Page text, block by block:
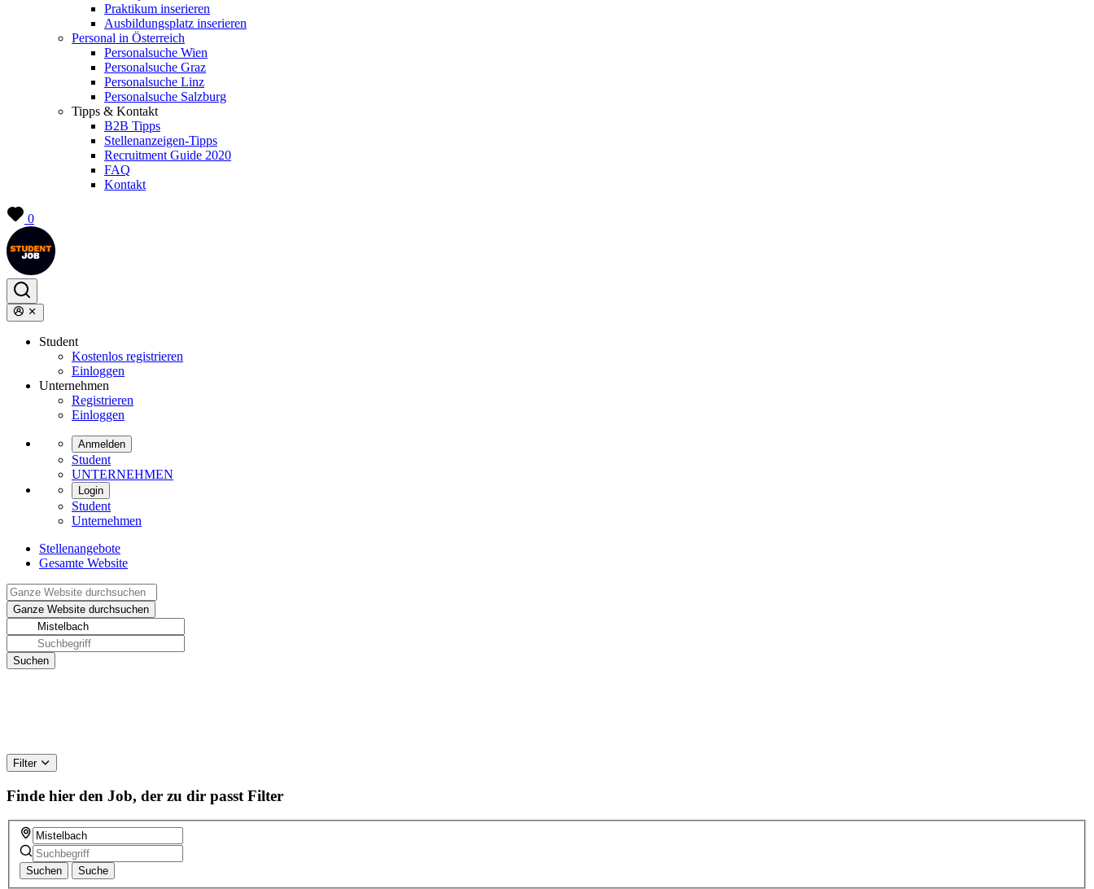
Praktikum inserieren
Ausbildungsplatz inserieren
Personal in Österreich
Personalsuche Wien
Personalsuche Graz
Personalsuche Linz
Personalsuche Salzburg
Tipps & Kontakt
B2B Tipps
Stellenanzeigen-Tipps
Recruitment Guide 2020
FAQ
Kontakt
0
Student
Kostenlos registrieren
Einloggen
Unternehmen
Registrieren
Einloggen
Anmelden
Student
UNTERNEHMEN
Login
Student
Unternehmen
Stellenangebote
Gesamte Website
Filter
Finde hier den Job, der zu dir passt Filter
Suchen Suche